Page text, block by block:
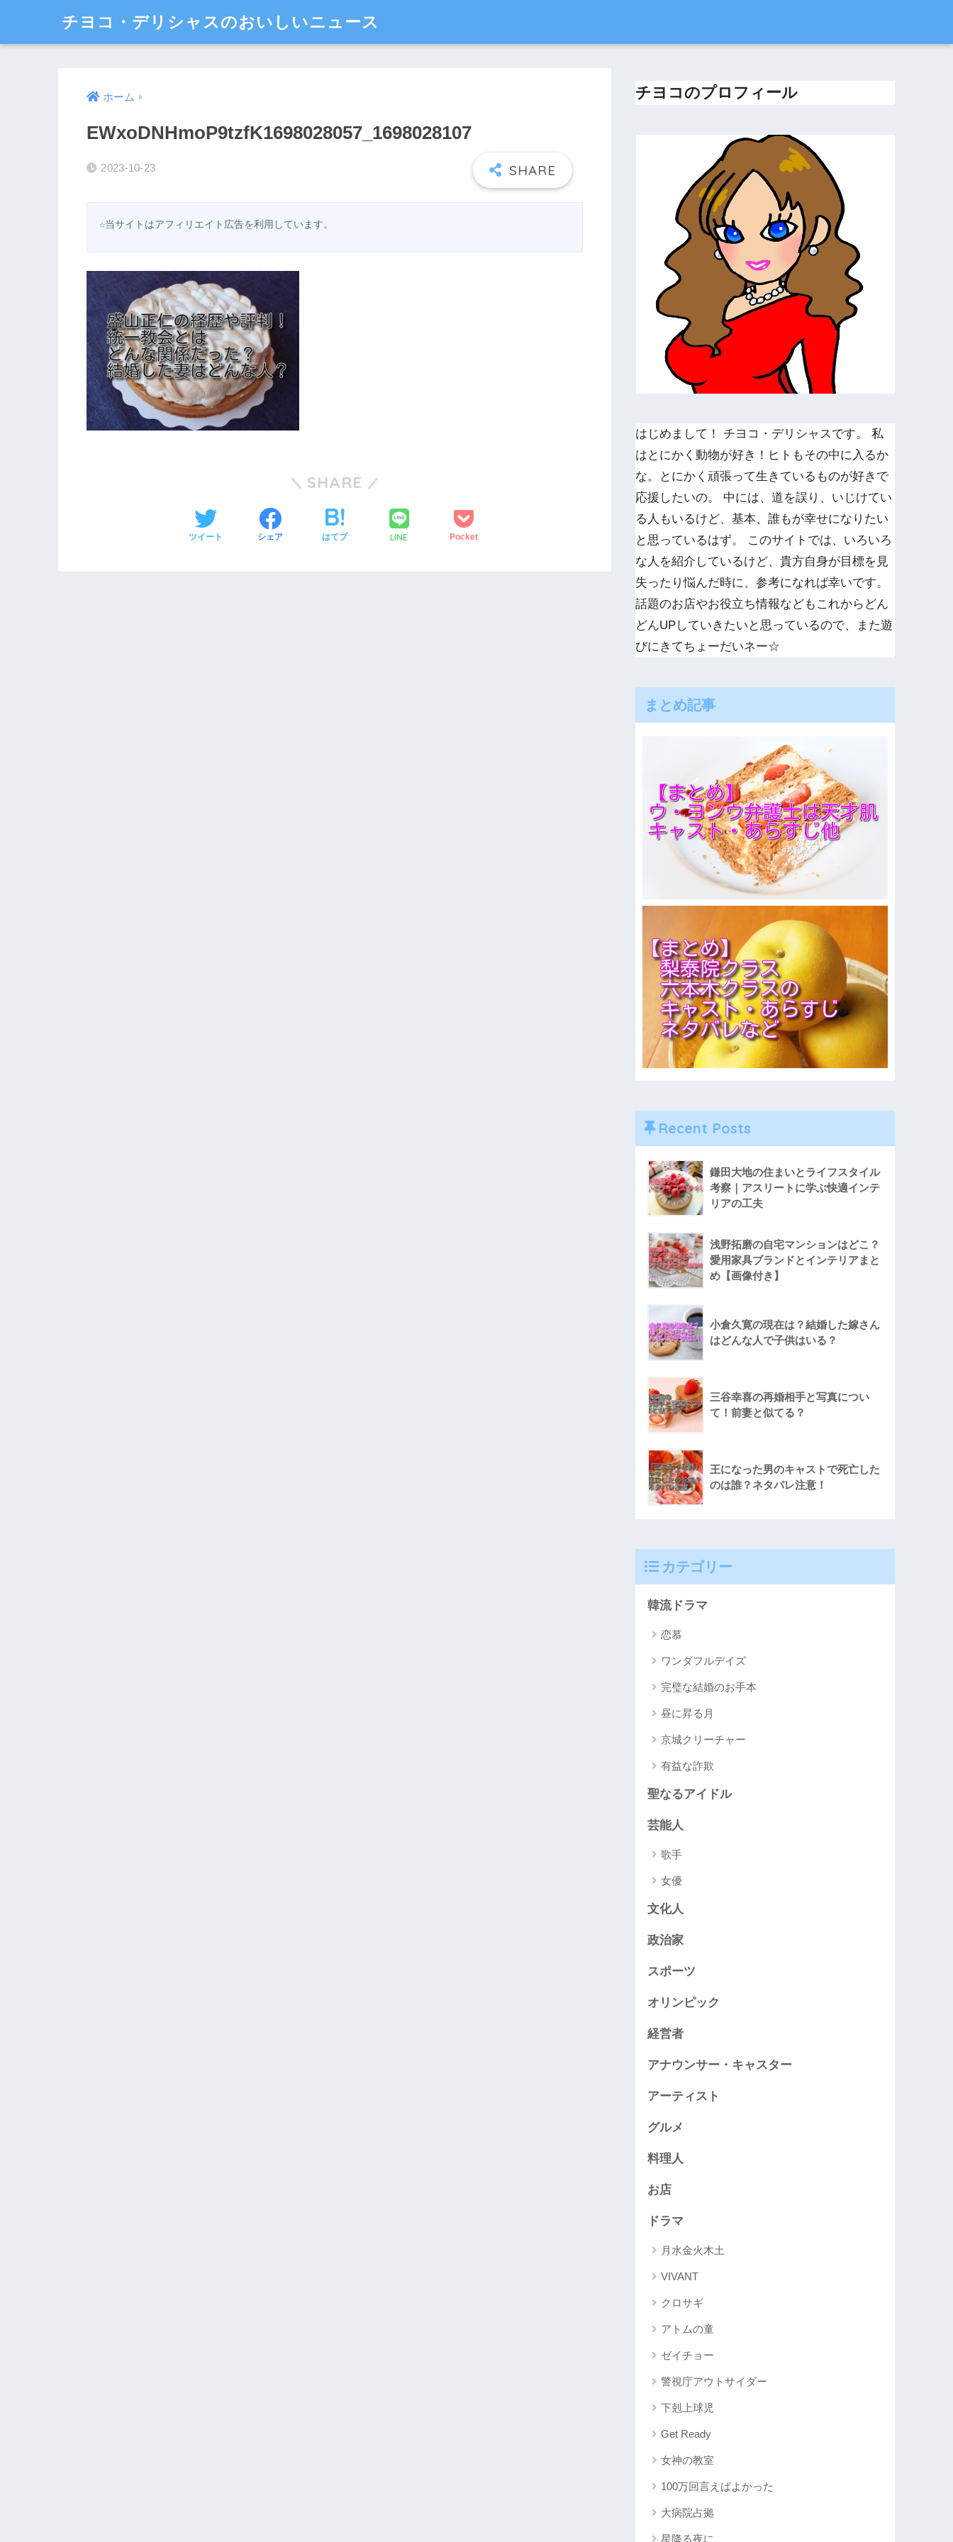
チヨコ・デリシャスのおいしいニュース
ホーム
EWxoDNHmoP9tzfK1698028057_1698028107
2023-10-23
☆当サイトはアフィリエイト広告を利用しています。
SHARE
ツイート シェア はてブ LINE Pocket
チヨコのプロフィール
はじめまして！ チヨコ・デリシャスです。 私
はとにかく動物が好き！ヒトもその中に入るか
な。とにかく頑張って生きているものが好きで
応援したいの。 中には、道を誤り、いじけてい
る人もいるけど、基本、誰もが幸せになりたい
と思っているはず。 このサイトでは、いろいろ
な人を紹介しているけど、貴方自身が目標を見
失ったり悩んだ時に、参考になれば幸いです。
話題のお店やお役立ち情報などもこれからどん
どんUPしていきたいと思っているので、また遊
びにきてちょーだいネー☆
まとめ記事
Recent Posts
鎌田大地の住まいとライフスタイル
考察｜アスリートに学ぶ快適インテ
リアの工夫
浅野拓磨の自宅マンションはどこ？
愛用家具ブランドとインテリアまと
め【画像付き】
小倉久寛の現在は？結婚した嫁さん
はどんな人で子供はいる？
三谷幸喜の再婚相手と写真につい
て！前妻と似てる？
王になった男のキャストで死亡した
のは誰？ネタバレ注意！
カテゴリー
韓流ドラマ
恋慕
ワンダフルデイズ
完璧な結婚のお手本
昼に昇る月
京城クリーチャー
有益な詐欺
聖なるアイドル
芸能人
歌手
女優
文化人
政治家
スポーツ
オリンピック
経営者
アナウンサー・キャスター
アーティスト
グルメ
料理人
お店
ドラマ
月水金火木土
VIVANT
クロサギ
アトムの童
ゼイチョー
警視庁アウトサイダー
下剋上球児
Get Ready
女神の教室
100万回言えばよかった
大病院占拠
星降る夜に